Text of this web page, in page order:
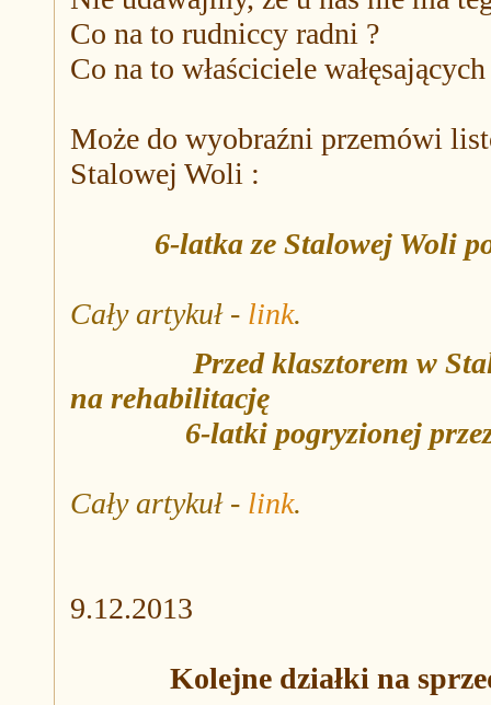
Co na to rudniccy radni ?
Co na to właściciele
Może do wyobraźni przemówi
Stalowej Woli :
6-latka ze Stalowej Woli
Cały artykuł - link.
Przed klasztorem w
na rehabilitację
6-latki pogryzionej przez
Cały artykuł - link.
9.12.2013
Kolejne działki na